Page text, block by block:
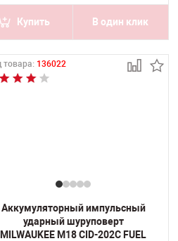
Купить В один клик
товара: 136022
Аккумуляторный импульсный
ударный шуруповерт
MILWAUKEE M18 CID-202C FUEL